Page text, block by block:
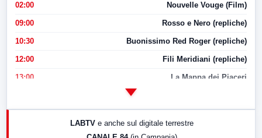
02:00 Nouvelle Vouge (Film)
09:00 Rosso e Nero (repliche)
10:30 Buonissimo Red Roger (repliche)
12:00 Fili Meridiani (repliche)
13:00 La Mappa dei Piaceri
LABTV e anche sul digitale terrestre